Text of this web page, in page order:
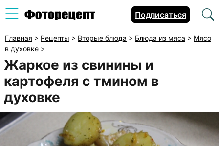
Подписаться
Главная > Рецепты > Вторые блюда > Блюда из мяса > Мясо
в духовке >
Жаркое из свинины и
картофеля с тмином в
духовке